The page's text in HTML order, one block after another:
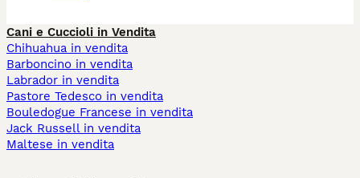
Cani e Cuccioli in Vendita
Chihuahua in vendita
Barboncino in vendita
Labrador in vendita
Pastore Tedesco in vendita
Bouledogue Francese in vendita
Jack Russell in vendita
Maltese in vendita